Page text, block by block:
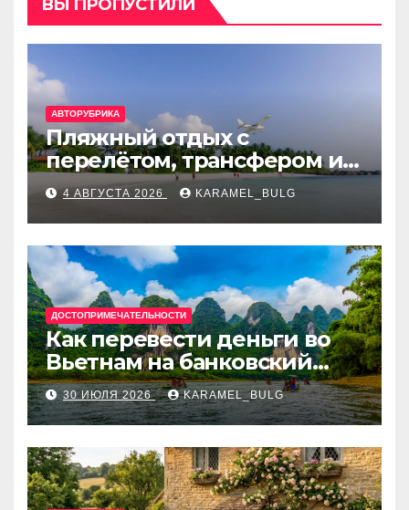
ВЫ ПРОПУСТИЛИ
АВТОРУБРИКА
Пляжный отдых с
перелётом, трансфером и
отелем на Мальдивах, в
Турции, Греции, Таиланде
и Европе
4 АВГУСТА 2026 KARAMEL_BULG
ДОСТОПРИМЕЧАТЕЛЬНОСТИ
Как перевести деньги во
Вьетнам на банковский
счёт: VietcomBank, BIDV,
Techcombank и другие
банки
30 ИЮЛЯ 2026 KARAMEL_BULG